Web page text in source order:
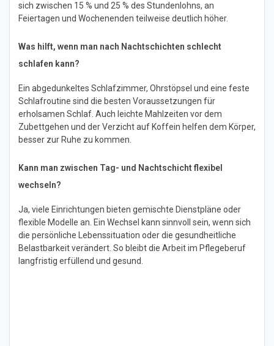
sich zwischen 15 % und 25 % des Stundenlohns, an
Feiertagen und Wochenenden teilweise deutlich höher.
Was hilft, wenn man nach Nachtschichten schlecht
schlafen kann?
Ein abgedunkeltes Schlafzimmer, Ohrstöpsel und eine feste
Schlafroutine sind die besten Voraussetzungen für
erholsamen Schlaf. Auch leichte Mahlzeiten vor dem
Zubettgehen und der Verzicht auf Koffein helfen dem Körper,
besser zur Ruhe zu kommen.
Kann man zwischen Tag- und Nachtschicht flexibel
wechseln?
Ja, viele Einrichtungen bieten gemischte Dienstpläne oder
flexible Modelle an. Ein Wechsel kann sinnvoll sein, wenn sich
die persönliche Lebenssituation oder die gesundheitliche
Belastbarkeit verändert. So bleibt die Arbeit im Pflegeberuf
langfristig erfüllend und gesund.